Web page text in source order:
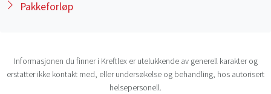
Pakkeforløp
Informasjonen du finner i Kreftlex er utelukkende av generell karakter og
erstatter ikke kontakt med, eller undersøkelse og behandling, hos autorisert
helsepersonell.